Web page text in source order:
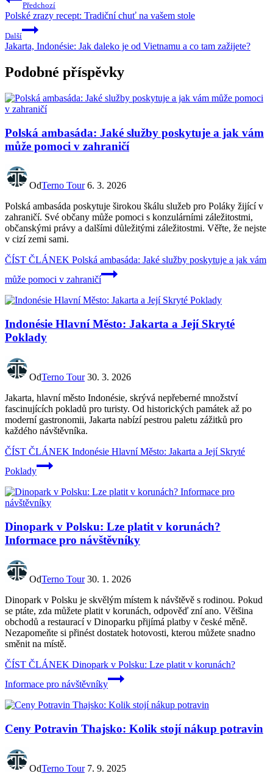
Předchozí
Polské zrazy recept: Tradiční chuť na vašem stole
Další
Jakarta, Indonésie: Jak daleko je od Vietnamu a co tam zažijete?
Podobné příspěvky
Polská ambasáda: Jaké služby poskytuje a jak vám
může pomoci v zahraničí
OdTerno Tour 6. 3. 2026
Polská ambasáda poskytuje širokou škálu služeb pro Poláky žijící v
zahraničí. Své občany může pomoci s konzulárními záležitostmi,
občanskými právy a dalšími důležitými záležitostmi. Věřte, že nejste
v cizí zemi sami.
ČÍST ČLÁNEK Polská ambasáda: Jaké služby poskytuje a jak vám
může pomoci v zahraničí
Indonésie Hlavní Město: Jakarta a Její Skryté
Poklady
OdTerno Tour 30. 3. 2026
Jakarta, hlavní město Indonésie, skrývá nepřeberné množství
fascinujících pokladů pro turisty. Od historických památek až po
moderní gastronomii, Jakarta nabízí pestrou paletu zážitků pro
každého návštěvníka.
ČÍST ČLÁNEK Indonésie Hlavní Město: Jakarta a Její Skryté
Poklady
Dinopark v Polsku: Lze platit v korunách?
Informace pro návštěvníky
OdTerno Tour 30. 1. 2026
Dinopark v Polsku je skvělým místem k návštěvě s rodinou. Pokud
se ptáte, zda můžete platit v korunách, odpověď zní ano. Většina
obchodů a restaurací v Dinoparku přijímá platby v české měně.
Nezapomeňte si přinést dostatek hotovosti, kterou můžete snadno
směnit na místě.
ČÍST ČLÁNEK Dinopark v Polsku: Lze platit v korunách?
Informace pro návštěvníky
Ceny Potravin Thajsko: Kolik stojí nákup potravin
OdTerno Tour 7. 9. 2025